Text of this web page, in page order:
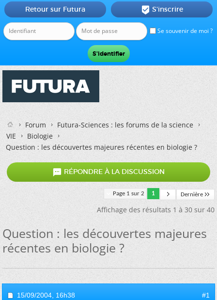
Se souvenir de moi ?
Retour sur Futura  S'inscrire
Forum
Futura-Sciences : les forums de la science
VIE
Biologie
Question : les découvertes majeures récentes en biologie ?
 RÉPONDRE À LA DISCUSSION
Page 1 sur 2 1 Dernière
Affichage des résultats 1 à 30 sur 40
Question : les découvertes majeures
récentes en biologie ?
15/09/2004, 16h38 #1